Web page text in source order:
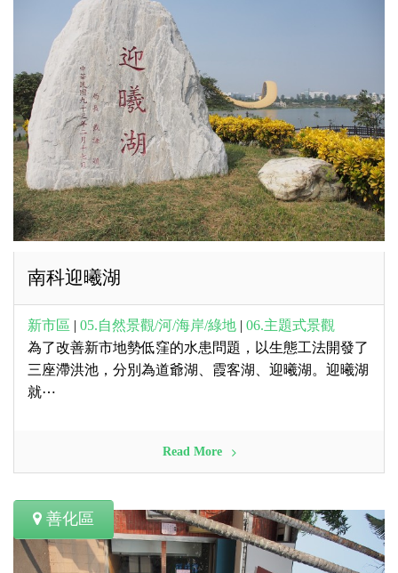
南科迎曦湖
新市區 | 05.自然景觀/河/海岸/綠地 | 06.主題式景觀
為了改善新市地勢低窪的水患問題，以生態工法開發了
三座滯洪池，分別為道爺湖、霞客湖、迎曦湖。迎曦湖
就⋯
Read More
善化區